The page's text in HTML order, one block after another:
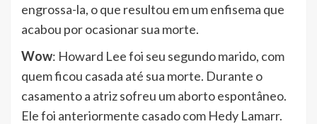
engrossa-la, o que resultou em um enfisema que
acabou por ocasionar sua morte.
Wow: Howard Lee foi seu segundo marido, com
quem ficou casada até sua morte. Durante o
casamento a atriz sofreu um aborto espontâneo.
Ele foi anteriormente casado com Hedy Lamarr.